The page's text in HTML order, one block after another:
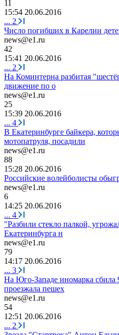
11
15:54 20.06.2016
... 2
Число погибших в Карелии
news@e1.ru
42
15:41 20.06.2016
... 2
На Коминтерна разбитая
движение по о
news@e1.ru
25
15:39 20.06.2016
... 4
В Екатеринбурге байкера,
мотопатруля, посадили
news@e1.ru
88
15:28 20.06.2016
Российские волейболисты
news@e1.ru
6
14:25 20.06.2016
... 4
"Разбили стекло палкой,
Екатеринбурга н
news@e1.ru
79
14:17 20.06.2016
... 3
На Юго-Западе иномарка сбила
проезжала пешех
news@e1.ru
54
12:51 20.06.2016
... 2